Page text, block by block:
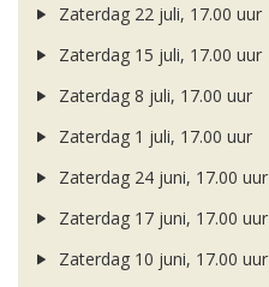
Zaterdag 22 juli, 17.00 uur
Zaterdag 15 juli, 17.00 uur
Zaterdag 8 juli, 17.00 uur
Zaterdag 1 juli, 17.00 uur
Zaterdag 24 juni, 17.00 uur
Zaterdag 17 juni, 17.00 uur
Zaterdag 10 juni, 17.00 uur